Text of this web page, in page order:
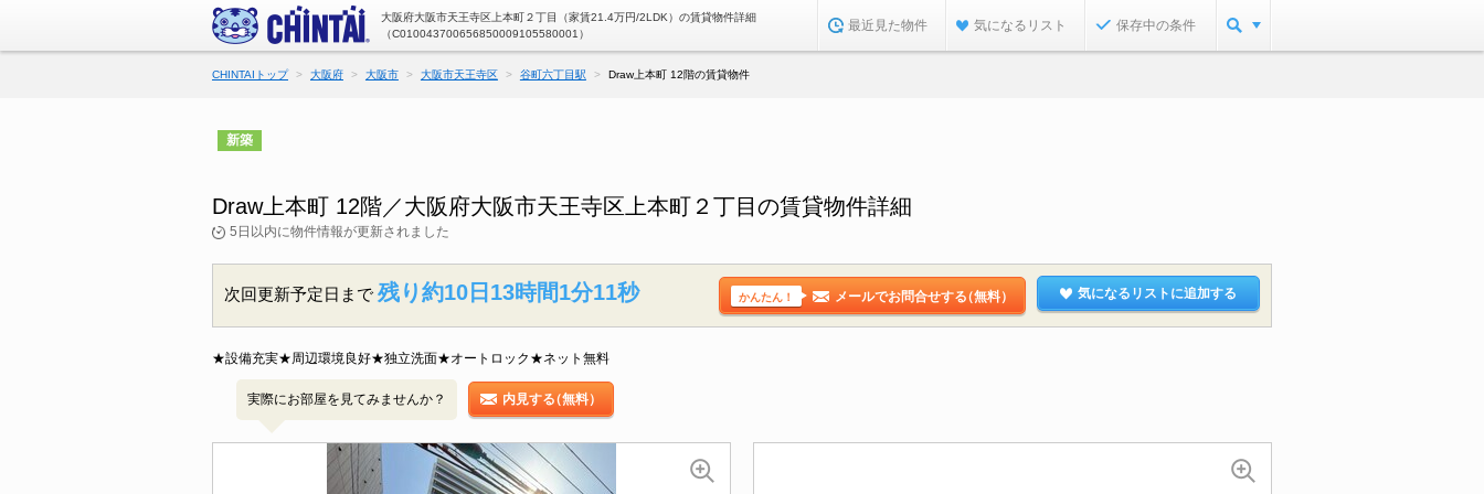
大阪府大阪市天王寺区上本町２丁目（家賃21.4万円/2LDK）の賃貸物件詳細
（C010043700656850009105580001）
最近見た物件 気になるリスト 保存中の条件
CHINTAIトップ 大阪府 大阪市 大阪市天王寺区 谷町六丁目駅 Draw上本町 12階の賃貸物件
新築
Draw上本町 12階／大阪府大阪市天王寺区上本町２丁目の賃貸物件詳細
5日以内に物件情報が更新されました
次回更新予定日まで 残り約10日13時間1分10秒 かんたん！ メールでお問合せする（無料） 気になるリストに追加する
★設備充実★周辺環境良好★独立洗面★オートロック★ネット無料
実際にお部屋を見てみませんか？ 内見する（無料）